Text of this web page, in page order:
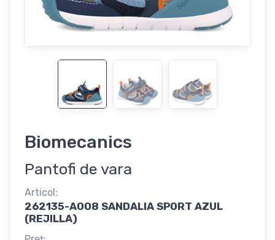
Biomecanics
Pantofi de vara
Articol:
262135-A008 SANDALIA SPORT AZUL
(REJILLA)